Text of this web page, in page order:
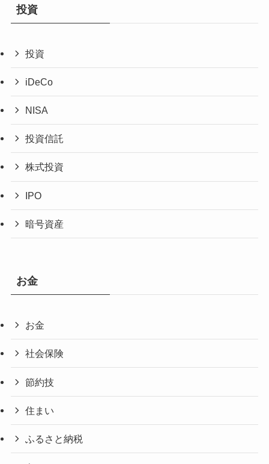
投資
投資
iDeCo
NISA
投資信託
株式投資
IPO
暗号資産
お金
お金
社会保険
節約技
住まい
ふるさと納税